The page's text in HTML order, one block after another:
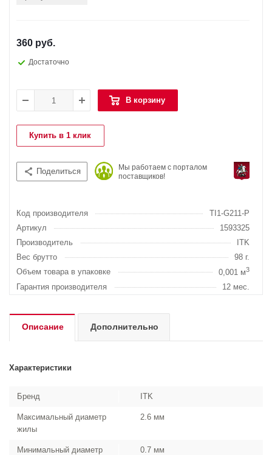
360 руб.
Достаточно
В корзину
Купить в 1 клик
Поделиться
Мы работаем с порталом
поставщиков!
Код производителя
TI1-G211-P
Артикул
1593325
Производитель
ITK
Вес брутто
98 г.
Объем товара в упаковке
0,001 м3
Гарантия производителя 12 мес.
Описание Дополнительно
Характеристики
Бренд ITK
Максимальный диаметр
жилы
2.6 мм
Минимальный диаметр
0.7 мм